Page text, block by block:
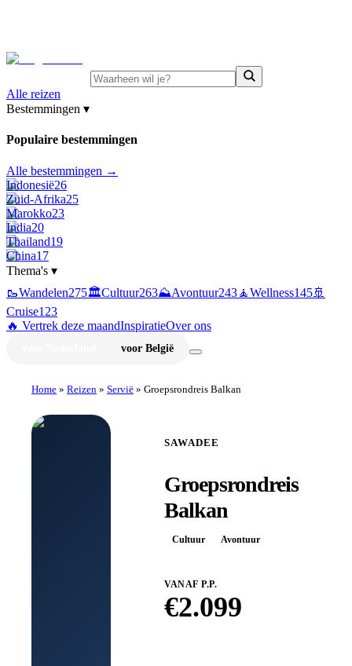
Alle reizen
Bestemmingen ▾
Populaire bestemmingen
Alle bestemmingen →
Indonesië26
Zuid-Afrika25
Marokko23
India20
Thailand19
China17
Thema's ▾
🥾Wandelen275🏛️Cultuur263⛰️Avontuur243🧘Wellness145🚢
Cruise123
🔥 Vertrek deze maandInspiratieOver ons
voor België
Home » Reizen » Servië » Groepsrondreis Balkan
SAWADEE
Groepsrondreis
Balkan
Cultuur Avontuur
VANAF P.P.
€2.099